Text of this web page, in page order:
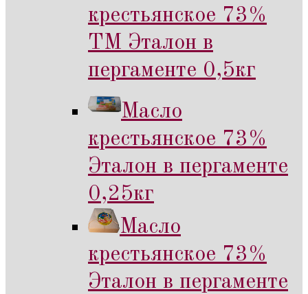
крестьянское 73%
ТМ Эталон в
пергаменте 0,5кг
Масло
крестьянское 73%
Эталон в пергаменте
0,25кг
Масло
крестьянское 73%
Эталон в пергаменте